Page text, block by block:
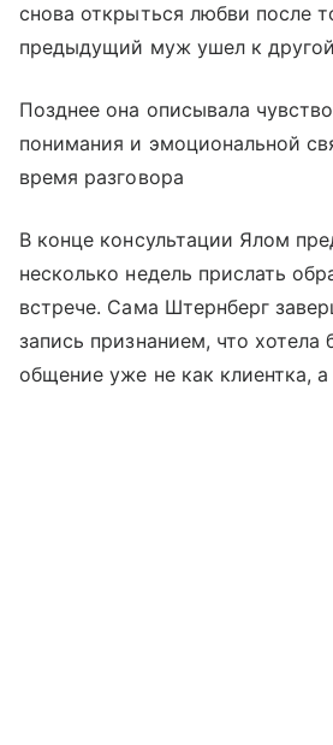
снова открыться любви после
предыдущий муж ушел к
Позднее она описывала
понимания и эмоциональной
время разговора
В конце консультации Ялом
несколько недель прислать
встрече. Сама Штернберг
запись признанием, что
общение уже не как клиентка, а